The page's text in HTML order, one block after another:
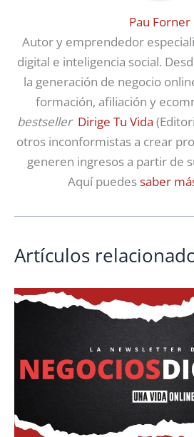
Pau Forner
Autor y emprendedor
digital e inteligencia social.
la generación de negocio
formación, afiliación y
bestseller Dirige Tu Vida
otros inconformistas a crear
generen ingresos a partir de
Aquí puedessaber
Artículos